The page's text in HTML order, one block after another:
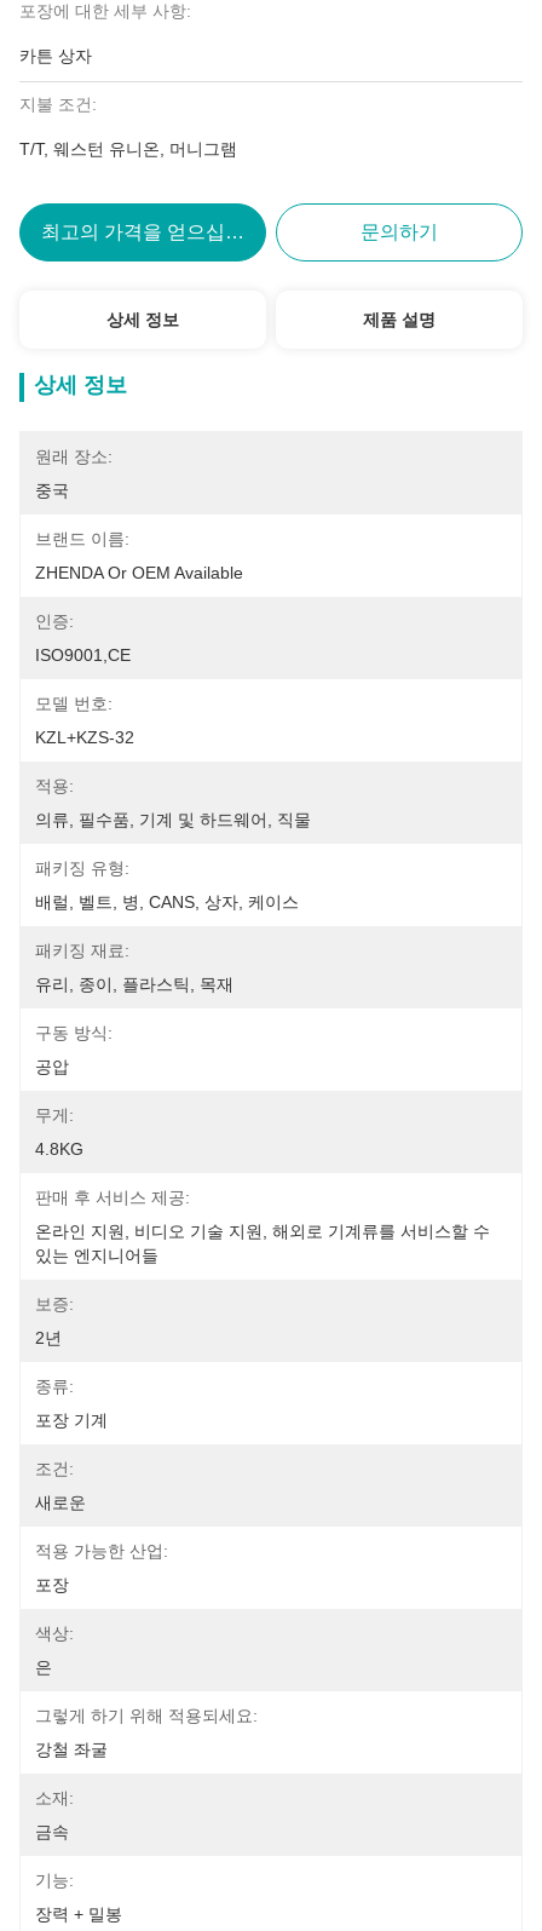
포장에 대한 세부 사항:
카튼 상자
지불 조건:
T/T, 웨스턴 유니온, 머니그램
최고의 가격을 얻으십시오 문의하기
상세 정보 제품 설명
상세 정보
원래 장소:
중국
브랜드 이름:
ZHENDA Or OEM Available
인증:
ISO9001,CE
모델 번호:
KZL+KZS-32
적용:
의류, 필수품, 기계 및 하드웨어, 직물
패키징 유형:
배럴, 벨트, 병, CANS, 상자, 케이스
패키징 재료:
유리, 종이, 플라스틱, 목재
구동 방식:
공압
무게:
4.8KG
판매 후 서비스 제공:
온라인 지원, 비디오 기술 지원, 해외로 기계류를 서비스할 수
있는 엔지니어들
보증:
2년
종류:
포장 기계
조건:
새로운
적용 가능한 산업:
포장
색상:
은
그렇게 하기 위해 적용되세요:
강철 좌굴
소재:
금속
기능:
장력 + 밀봉